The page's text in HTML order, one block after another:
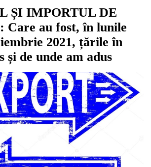
ȘI IMPORTUL DE
au fost, în lunile
2021, țările în
și de unde am adus